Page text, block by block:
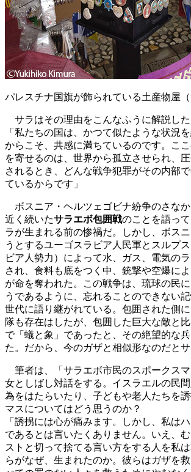
パレスチナ国旗が飾られている土産物屋（
サラはその理由をこんなふうに解説した
「私たちの国は、かつて似たような状況
からこそ、共感に満ちているのです。こ
を寄せるのは、世界から孤立させられ、
されるとき、どんな戦争犯罪がその内部
ているからです」
ボスニア・ヘルツェゴビナ紛争のさなか
近く続いたサラエボ包囲戦のことを語っ
ラが生まれる前の惨禍だ。しかし、ボス
うとするユーゴスラビア人民軍とスルプ
ビア人勢力）によって水、ガス、電気の
され、食料も底をつく中、銃撃や空爆によ
が命を奪われた。この戦争は、琉球の民
うであるように、忘れることのできない
世代に語り継がれている。包囲された側
隊も存在はしたが、包囲した巨大な敵と
で「蟻と象」であったと、その絶望的な
た。だから、今のガザと相似形なのだとサ
筆者は、「サラエボ市民のスポークス
女としばし対話をする。イスラエルの民
為をはたらいたり、子どもや老人たちを
マスについてはどう思うのか？
「誘拐には心が痛みます。しかし、私は
であるとは言いたくありません。いえ、
ストと切って捨てる言い方をする人を私
らがなぜ、生まれたのか。彼らはガザを